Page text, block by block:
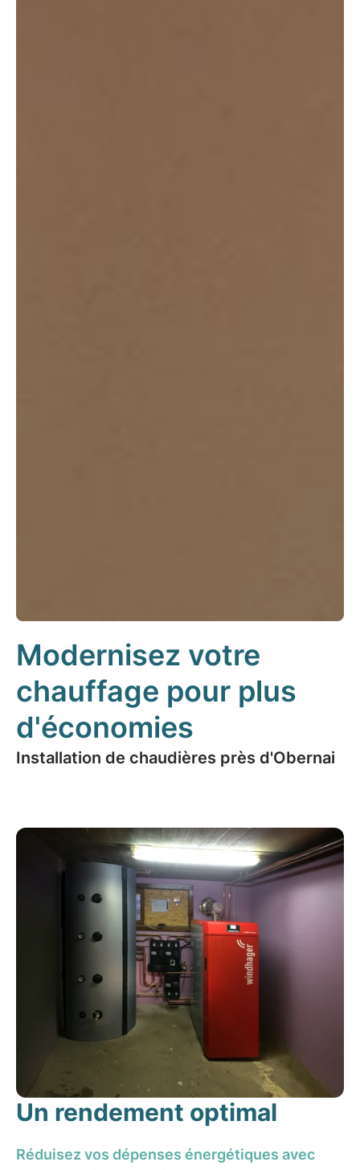
Installation de chaudières près d'Obernai
Modernisez votre
chauffage pour plus
d'économies
Un rendement optimal
Réduisez vos dépenses énergétiques avec